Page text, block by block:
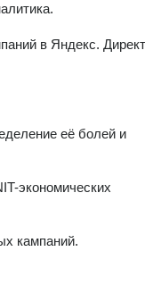
в Яндекс.
её болей и
экономических
кампаний.